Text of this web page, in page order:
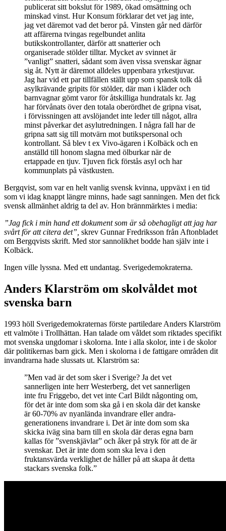
publicerat sitt bokslut för 1989, ökad omsättning och
minskad vinst. Hur Konsum förklarar det vet jag inte,
jag vet däremot vad det beror på. Vinsten går ned därför
att affärerna tvingas regelbundet anlita
butikskontrollanter, därför att snatterier och
organiserade stölder tilltar. Mycket av svinnet är
”vanligt” snatteri, sådant som även vissa svenskar ägnar
sig åt. Nytt är däremot alldeles uppenbara yrkestjuvar.
Jag har vid ett par tillfällen ställt upp som spansk tolk då
asylkrävande gripits för stölder, där man i kläder och
barnvagnar gömt varor för åtskilliga hundratals kr. Jag
har förvånats över den totala oberördhet de gripna visat,
i förvissningen att avslöjandet inte leder till något, allra
minst påverkar det asylutredningen. I några fall har de
gripna satt sig till motvärn mot butikspersonal och
kontrollant. Så blev t ex Vivo-ägaren i Kolbäck och en
anställd till honom slagna med ölburkar när de
ertappade en tjuv. Tjuven fick förstås asyl och har
kommunplats på västkusten.
Bergqvist, som var en helt vanlig svensk kvinna, uppväxt i en tid
som vi idag knappt längre minns, hade sagt sanningen. Men det fick
svensk allmänhet aldrig ta del av. Hon brännmärktes i media:
”Jag fick i min hand ett dokument som är så obehagligt att jag har
svårt för att citera det”, skrev Gunnar Fredriksson från Aftonbladet
om Bergqvists skrift. Med stor sannolikhet bodde han själv inte i
Kolbäck.
Ingen ville lyssna. Med ett undantag. Sverigedemokraterna.
Anders Klarström om skolvåldet mot
svenska barn
1993 höll Sverigedemokraternas förste partiledare Anders Klarström
ett valmöte i Trollhättan. Han talade om våldet som riktades specifikt
mot svenska ungdomar i skolorna. Inte i alla skolor, inte i de skolor
där politikernas barn gick. Men i skolorna i de fattigare områden dit
invandrarna hade slussats ut. Klarström sa:
”Men vad är det som sker i Sverige? Ja det vet
sannerligen inte herr Westerberg, det vet sannerligen
inte fru Friggebo, det vet inte Carl Bildt någonting om,
för det är inte dom som ska gå i en skola där det kanske
är 60-70% av nyanlända invandrare eller andra-
generationens invandrare i. Det är inte dom som ska
skicka iväg sina barn till en skola där deras egna barn
kallas för ”svenskjävlar” och åker på stryk för att de är
svenskar. Det är inte dom som ska leva i den
fruktansvärda verklighet de håller på att skapa åt detta
stackars svenska folk.”